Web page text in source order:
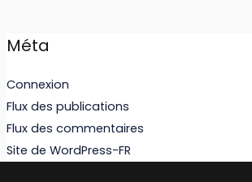
Méta
Connexion
Flux des publications
Flux des commentaires
Site de WordPress-FR